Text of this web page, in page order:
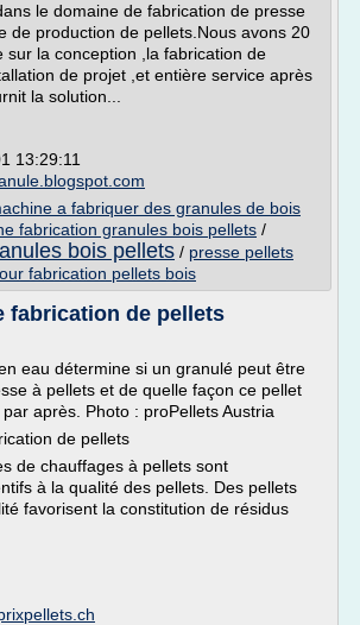
le domaine de fabrication de presse
de production de pellets.Nous avons 20
sur la conception ,la fabrication de
de projet ,et entière service après
la solution...
13:29:11
a fabriquer des granules de bois
fabrication granules bois pellets /
bois pellets / presse pellets
fabrication pellets bois
fabrication de pellets
eau détermine si un granulé peut être
à pellets et de quelle façon ce pellet
après. Photo : proPellets Austria
de pellets
de chauffages à pellets sont
à la qualité des pellets. Des pellets
favorisent la constitution de résidus